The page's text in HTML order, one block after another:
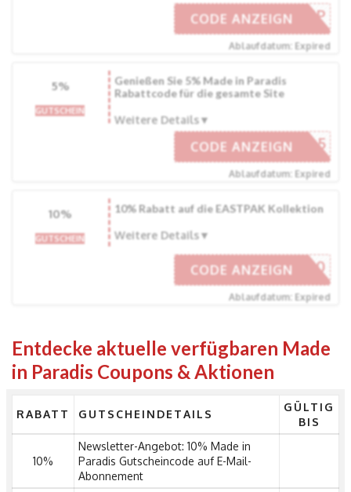
FREESHIP
CODE ANZEIGN
Ablaufdatum: Expired
5%
GUTSCHEIN
Genießen Sie 5% Made in Paradis
Rabattcode für die gesamte Site
Weitere Details
G8253Z-5
CODE ANZEIGN
Ablaufdatum: Expired
10%
GUTSCHEIN
10% Rabatt auf die EASTPAK Kollektion
Weitere Details
ASTPAK10
CODE ANZEIGN
Ablaufdatum: Expired
Entdecke aktuelle verfügbaren Made
in Paradis Coupons & Aktionen
RABATT GUTSCHEINDETAILS
GÜLTIG
BIS
10%
Newsletter-Angebot: 10% Made in
Paradis Gutscheincode auf E-Mail-
Abonnement